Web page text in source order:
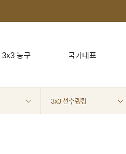
3x3 농구 국가대표
3x3 선수랭킹